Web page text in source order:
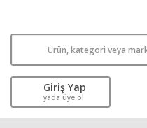
Giriş Yap
yada üye ol